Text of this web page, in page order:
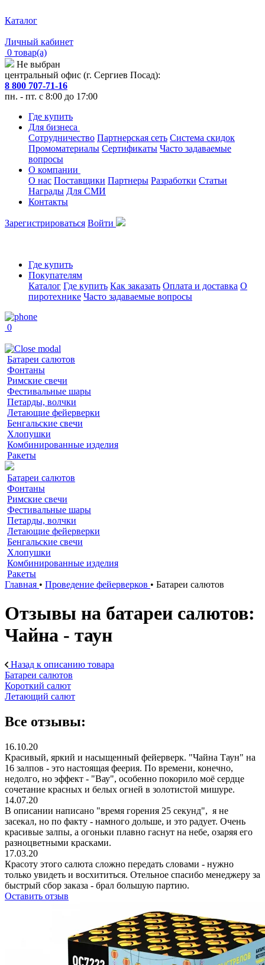
Каталог
Личный кабинет
0 товар(а)
Не выбран
центральный офис (г. Сергиев Посад):
8 800 707-71-16
пн. - пт. с 8:00 до 17:00
Где купить
Для бизнеса
Сотрудничество Партнерская сеть Система скидок
Промоматериалы Сертификаты Часто задаваемые
вопросы
О компании
О нас Поставщики Партнеры Разработки Статьи
Награды Для СМИ
Контакты
Зарегистрироваться Войти
Где купить
Покупателям
Каталог Где купить Как заказать Оплата и доставка О
пиротехнике Часто задаваемые вопросы
0
Батареи салютов
Фонтаны
Римские свечи
Фестивальные шары
Петарды, волчки
Летающие фейерверки
Бенгальские свечи
Хлопушки
Комбинированные изделия
Ракеты
Батареи салютов
Фонтаны
Римские свечи
Фестивальные шары
Петарды, волчки
Летающие фейерверки
Бенгальские свечи
Хлопушки
Комбинированные изделия
Ракеты
Главная • Проведение фейерверков • Батареи салютов
Отзывы на батареи салютов:
Чайна - таун
Назад к описанию товара
Батареи салютов
Короткий салют
Летающий салют
Все отзывы:
16.10.20
Красивый, яркий и насыщенный фейерверк. "Чайна Таун" на
16 залпов - это настоящая феерия. По времени, конечно,
недолго, но эффект - "Вау", особенно покорило моё сердце
сочетание красных и белых огней в золотистой мишуре.
14.07.20
В описании написано "время горения 25 секунд", я не
засекал, но по факту - намного дольше, и это радует. Очень
красивые залпы, а огоньки плавно гаснут на небе, озаряя его
разноцветными красками.
17.03.20
Красоту этого салюта сложно передать словами - нужно
только увидеть и восхититься. Отельное спасибо менеджеру за
быстрый сбор заказа - брал большую партию.
Оставить отзыв